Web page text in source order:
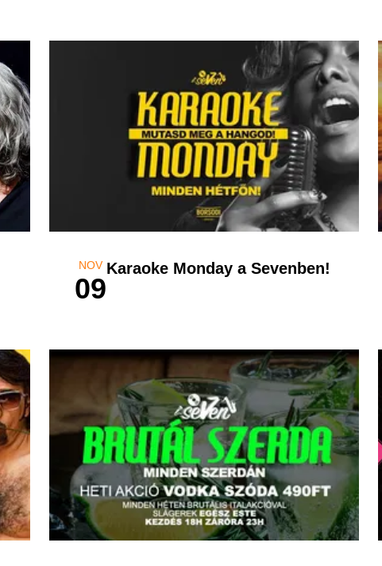
NOV
09
Karaoke Monday a Sevenben!